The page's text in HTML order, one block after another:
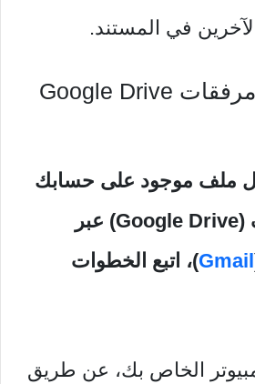
في المستند.
طريقة إرسال مرفقات Google Drive
ملف موجود على حسابك
في جوجل درايف (Google Drive) عبر
Gmail)، اتبع الخطوات
الخاص بك، عن طريق